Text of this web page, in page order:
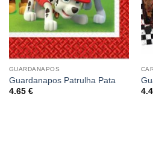
GUARDANAPOS
Guardanapos Patrulha Pata
4.65 €